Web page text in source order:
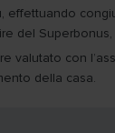
del
valutato con
della casa.